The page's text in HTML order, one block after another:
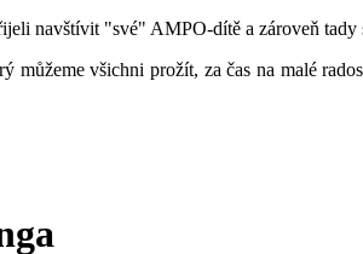
navštívit "své" AMPO-dítě a zároveň tady
můžeme všichni prožít, za čas na malé